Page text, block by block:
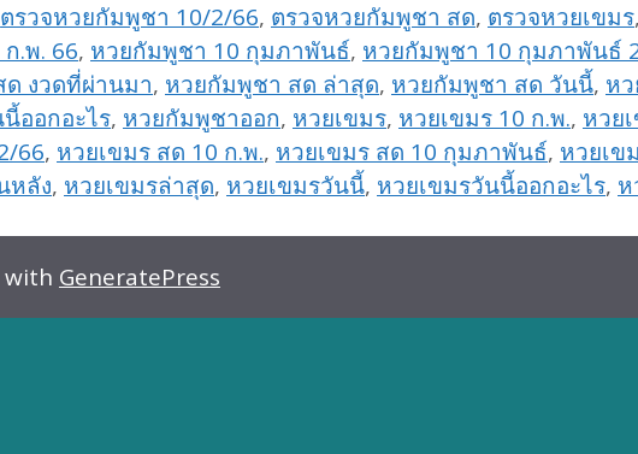
ตรวจหวยกัมพูชา 10/2/66, ตรวจหวยกัมพูชา สด, ตรวจหวยเขมร,
.พ. 66, หวยกัมพูชา 10 กุมภาพันธ์, หวยกัมพูชา 10 กุมภาพันธ์
งวดที่ผ่านมา, หวยกัมพูชา สด ล่าสุด, หวยกัมพูชา สด วันนี้, ห
ออกอะไร, หวยกัมพูชาออก, หวยเขมร, หวยเขมร 10 ก.พ., หวย
66, หวยเขมร สด 10 ก.พ., หวยเขมร สด 10 กุมภาพันธ์, หวยเข
หลัง, หวยเขมรล่าสุด, หวยเขมรวันนี้, หวยเขมรวันนี้ออกอะไร, ห
with GeneratePress